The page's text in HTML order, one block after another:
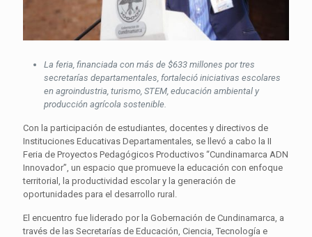
La feria, financiada con más de $633 millones por tres
secretarías departamentales, fortaleció iniciativas escolares
en agroindustria, turismo, STEM, educación ambiental y
producción agrícola sostenible.
Con la participación de estudiantes, docentes y directivos de
Instituciones Educativas Departamentales, se llevó a cabo la II
Feria de Proyectos Pedagógicos Productivos “Cundinamarca ADN
Innovador”, un espacio que promueve la educación con enfoque
territorial, la productividad escolar y la generación de
oportunidades para el desarrollo rural.
El encuentro fue liderado por la Gobernación de Cundinamarca, a
través de las Secretarías de Educación, Ciencia, Tecnología e